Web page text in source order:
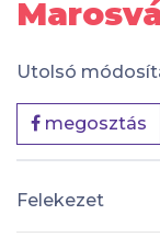
Utolsó
megosztás
Felekezet